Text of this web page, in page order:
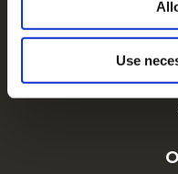
Use